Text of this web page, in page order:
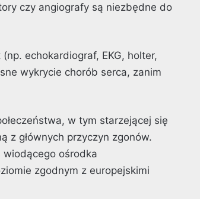
czy angiografy są niezbędne do
echokardiograf, EKG, holter,
wykrycie chorób serca, zanim
w tym starzejącej się
z głównych przyczyn zgonów.
ośrodka
zgodnym z europejskimi